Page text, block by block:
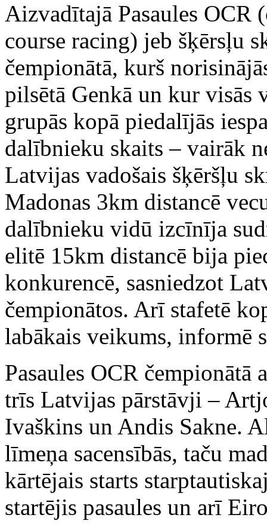
Aizvadītajā Pasaules OCR
course racing) jeb šķērsļu
čempionātā, kurš
pilsētā Genkā un kur visās
grupās kopā piedalījās
dalībnieku skaits – vairāk
Latvijas vadošais šķēršļu
Madonas 3km distancē
dalībnieku vidū izcīnīja
elitē 15km distancē bija
konkurencē, sasniedzot
čempionātos. Arī stafetē
labākais veikums, informē
Pasaules OCR
trīs Latvijas pārstāvji –
Ivaškins un Andis Sakne.
līmeņa sacensībās, taču
kārtējais starts
startējis pasaules un arī